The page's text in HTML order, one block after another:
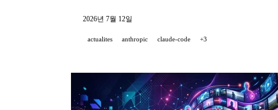
2026년 7월 12일
actualites anthropic claude-code +3